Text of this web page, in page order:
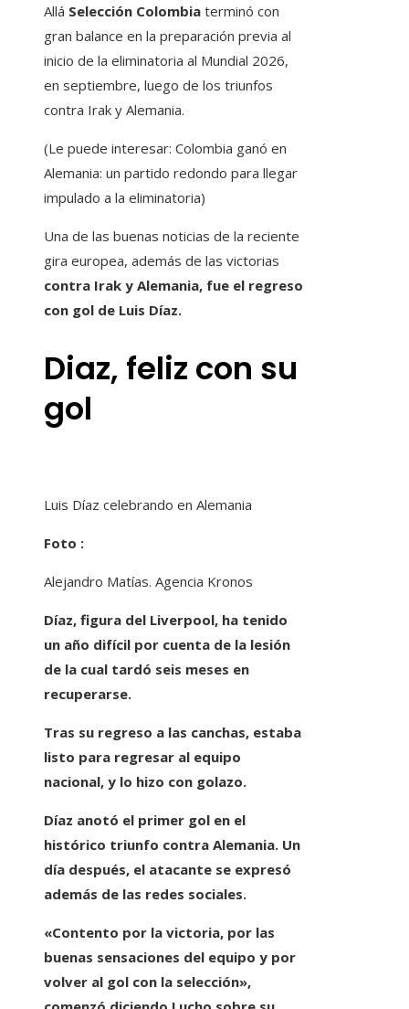
Allá Selección Colombia terminó con
gran balance en la preparación previa al
inicio de la eliminatoria al Mundial 2026,
en septiembre, luego de los triunfos
contra Irak y Alemania.
(Le puede interesar: Colombia ganó en
Alemania: un partido redondo para llegar
impulado a la eliminatoria)
Una de las buenas noticias de la reciente
gira europea, además de las victorias
contra Irak y Alemania, fue el regreso
con gol de Luis Díaz.
Diaz, feliz con su
gol
Luis Díaz celebrando en Alemania
Foto :
Alejandro Matías. Agencia Kronos
Díaz, figura del Liverpool, ha tenido
un año difícil por cuenta de la lesión
de la cual tardó seis meses en
recuperarse.
Tras su regreso a las canchas, estaba
listo para regresar al equipo
nacional, y lo hizo con golazo.
Díaz anotó el primer gol en el
histórico triunfo contra Alemania. Un
día después, el atacante se expresó
además de las redes sociales.
«Contento por la victoria, por las
buenas sensaciones del equipo y por
volver al gol con la selección»,